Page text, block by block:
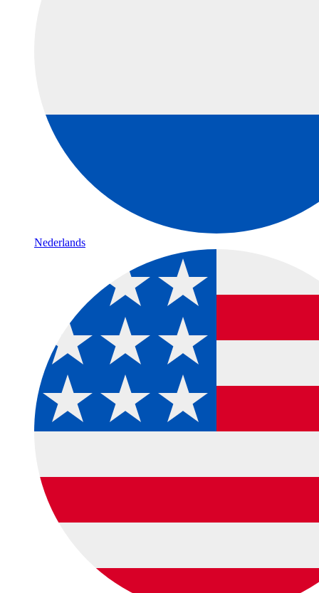
Nederlands